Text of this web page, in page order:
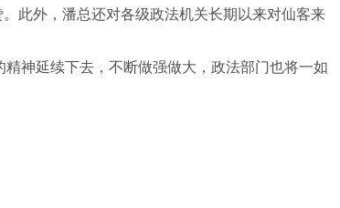
此外，潘总还对各级政法机关长期以来对仙客来
神延续下去，不断做强做大，政法部门也将一如